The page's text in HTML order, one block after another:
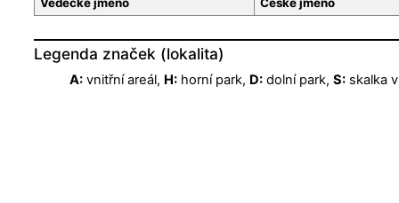
Legenda značek (lokalita)
A:vnitřní areál, H:horní park, D:dolní park, S:skalka